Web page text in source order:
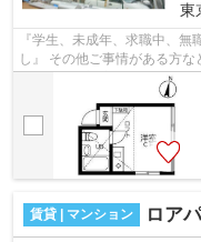
東
『学生、未成年、求職中、
し』 その他ご事情がある方
スタッフが対応致しますので
賃貸 | マンション ロア